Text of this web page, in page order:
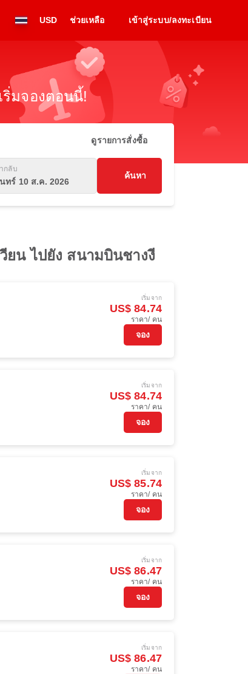
USD ช่วยเหลือ เข้าสู่ระบบ/ลงทะเบียน
มจองตอนนี้!
ดูรายการสั่งซื้อ
กลับ
ทร์ 10 ส.ค. 2026
ค้นหา
ยน ไปยัง สนามบินชางงี
เริ่มจาก
US$ 84.74
ราคา/ คน
จอง
เริ่มจาก
US$ 84.74
ราคา/ คน
จอง
เริ่มจาก
US$ 85.74
ราคา/ คน
จอง
เริ่มจาก
US$ 86.47
ราคา/ คน
จอง
เริ่มจาก
US$ 86.47
ราคา/ คน